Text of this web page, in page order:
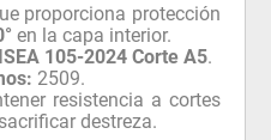
proporciona protección
en la capa interior.
105-2024 Corte A5.
2509.
resistencia a cortes
destreza.